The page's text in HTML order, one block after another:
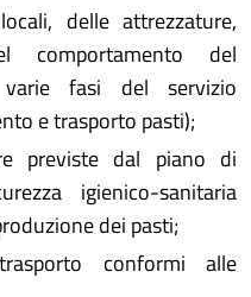
delle attrezzature,
comportamento del
fasi del servizio
e trasporto pasti);
previste dal piano di
igienico-sanitaria
dei pasti;
conformi alle